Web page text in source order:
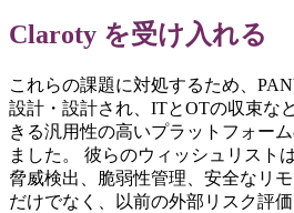
Claroty を受け入れる
これらの課題に対処するため、
設計・設計され、ITとOTの収束な
きる汎用性の高いプラットフォー
ました。 彼らのウィッシュリスト
脅威検出、脆弱性管理、安全なリ
だけでなく、以前の外部リスク評